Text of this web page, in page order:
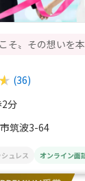
こそ〟その想いを
(36)
分
筑波3-64
ュレス オンライン面